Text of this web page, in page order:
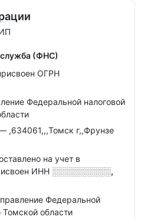
служба (ФНС)
ОГРН
Федеральной налоговой
,634061,,,Томск г,,Фрунзе
на учет в
ИНН ░░░░░░░░░░,
Федеральной
области